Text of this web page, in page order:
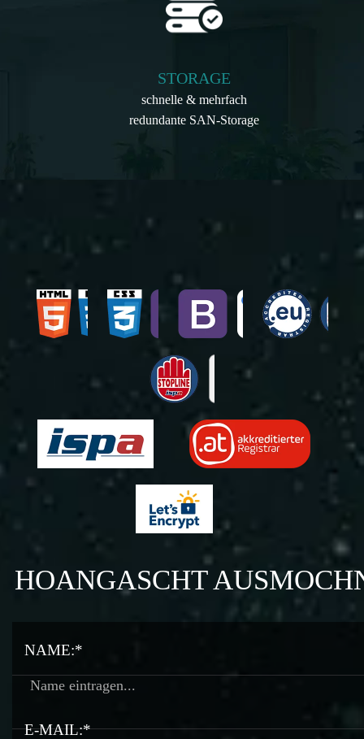
STORAGE
schnelle & mehrfach
redundante SAN-Storage
HOANGASCHT
NAME:*
E-MAIL:*